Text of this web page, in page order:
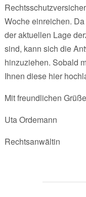
Woche einreichen.
der aktuellen Lage
sind, kann sich die
hinzuziehen. Sobald
Ihnen diese hier
Mit freundlichen
Uta Ordemann
Rechtsanwältin